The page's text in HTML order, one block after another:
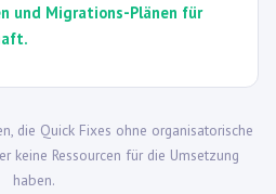
und Migrations-Plänen für
die Quick Fixes ohne organisatorische
keine Ressourcen für die Umsetzung
haben.